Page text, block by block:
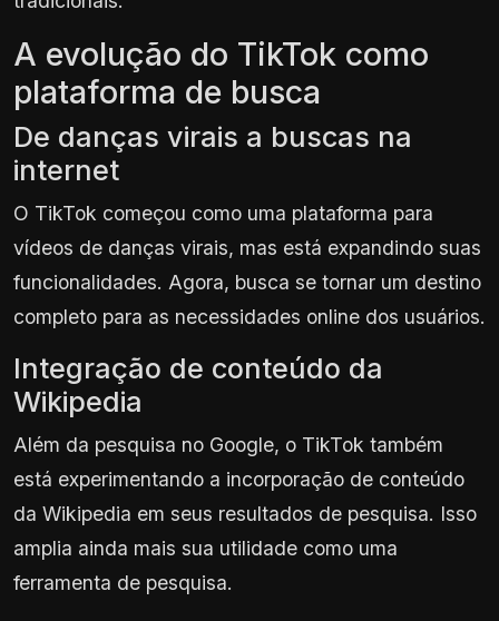
A evolução do TikTok como
plataforma de busca
De danças virais a buscas na
internet
O TikTok começou como uma plataforma para
vídeos de danças virais, mas está expandindo suas
funcionalidades. Agora, busca se tornar um destino
completo para as necessidades online dos usuários.
Integração de conteúdo da
Wikipedia
Além da pesquisa no Google, o TikTok também
está experimentando a incorporação de conteúdo
da Wikipedia em seus resultados de pesquisa. Isso
amplia ainda mais sua utilidade como uma
ferramenta de pesquisa.